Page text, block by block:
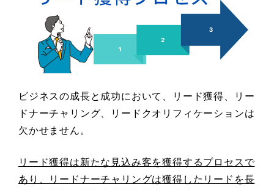
ビジネスの成長と成功において、リード獲得、リー
ドナーチャリング、リードクオリフィケーションは
欠かせません。
リード獲得は新たな見込み客を獲得するプロセスで
あり、リードナーチャリングは獲得したリードを長